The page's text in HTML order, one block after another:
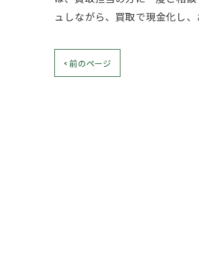
ュしながら、買取で現金化し
< 前のページ